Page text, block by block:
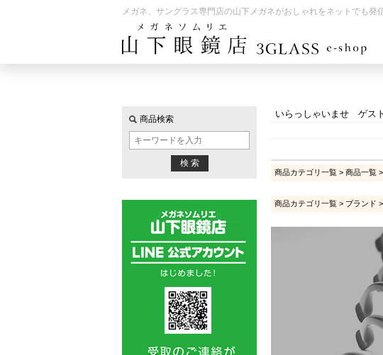
メガネ、サングラス専門店の山下メガネがおしゃれをネットでも発
商品検索
いらっしゃいませ ゲス
商品カテゴリ一覧 > 商品一覧 >
商品カテゴリ一覧 > ブランド >